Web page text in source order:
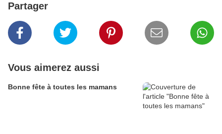
Partager
Vous aimerez aussi
Bonne fête à toutes les mamans